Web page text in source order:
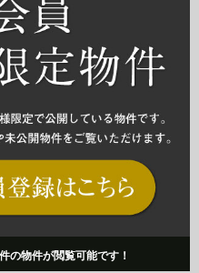
の物件が閲覧可能です！